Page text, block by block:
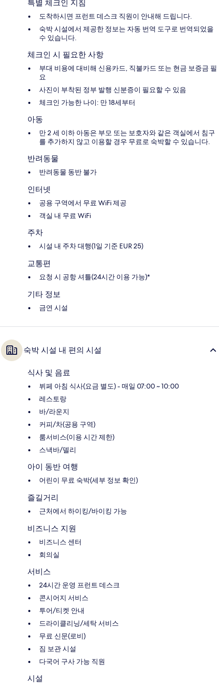
특별 체크인 지침
도착하시면 프런트 데스크 직원이 안내해 드립니다.
숙박 시설에서 제공한 정보는 자동 번역 도구로 번역되었을
수 있습니다.
체크인 시 필요한 사항
부대 비용에 대비해 신용카드, 직불카드 또는 현금 보증금 필
요
사진이 부착된 정부 발행 신분증이 필요할 수 있음
체크인 가능한 나이: 만 18세부터
아동
만 2 세 이하 아동은 부모 또는 보호자와 같은 객실에서 침구
를 추가하지 않고 이용할 경우 무료로 숙박할 수 있습니다.
반려동물
반려동물 동반 불가
인터넷
공용 구역에서 무료 WiFi 제공
객실 내 무료 WiFi
주차
시설 내 주차 대행(1일 기준 EUR 25)
교통편
요청 시 공항 셔틀(24시간 이용 가능)*
기타 정보
금연 시설
숙박 시설 내 편의 시설
식사 및 음료
뷔페 아침 식사(요금 별도) - 매일 07:00 ~ 10:00
레스토랑
바/라운지
커피/차(공용 구역)
룸서비스(이용 시간 제한)
스낵바/델리
아이 동반 여행
어린이 무료 숙박(세부 정보 확인)
즐길거리
근처에서 하이킹/바이킹 가능
비즈니스 지원
비즈니스 센터
회의실
서비스
24시간 운영 프런트 데스크
콘시어지 서비스
투어/티켓 안내
드라이클리닝/세탁 서비스
무료 신문(로비)
짐 보관 시설
다국어 구사 가능 직원
시설